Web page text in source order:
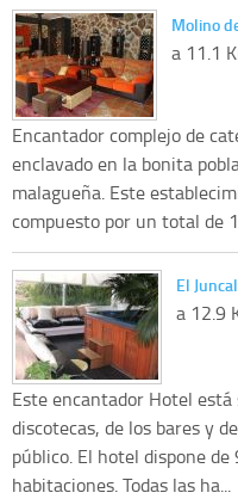
Molino
a 11.1
Encantador complejo de
enclavado en la bonita
malagueña. Este
compuesto por un total de
El Juncal
a 12.9
Este encantador Hotel
discotecas, de los bares y
público. El hotel dispone
habitaciones. Todas las ha...